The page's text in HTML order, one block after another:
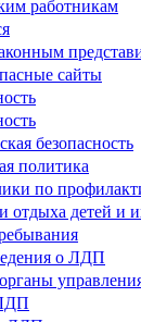
работникам
сайты
безопасность
политика
по
отдыха детей и
о ЛДП